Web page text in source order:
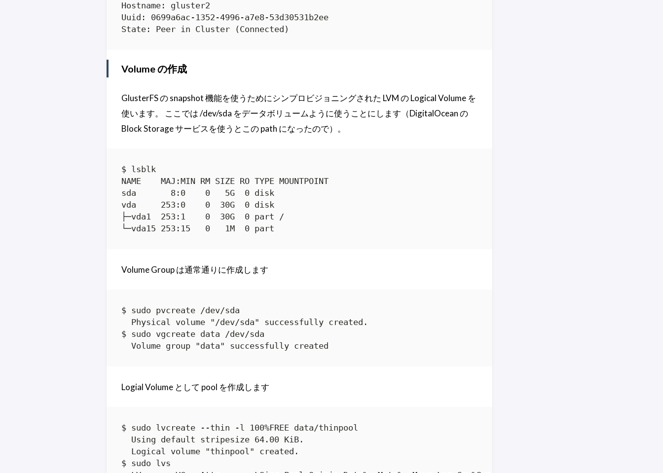
Hostname: gluster2
Uuid: 0699a6ac-1352-4996-a7e8-53d30531b2ee
State: Peer in Cluster (Connected)
Volume の作成
GlusterFS の snapshot 機能を使うためにシンプロビジョニングされた LVM の Logical Volume を
使います。 ここでは /dev/sda をデータボリュームように使うことにします（DigitalOcean の
Block Storage サービスを使うとこの path になったので）。
$ lsblk
NAME    MAJ:MIN RM SIZE RO TYPE MOUNTPOINT
sda       8:0    0   5G  0 disk
vda     253:0    0  30G  0 disk
├─vda1  253:1    0  30G  0 part /
└─vda15 253:15   0   1M  0 part
Volume Group は通常通りに作成します
$ sudo pvcreate /dev/sda
  Physical volume "/dev/sda" successfully created.
$ sudo vgcreate data /dev/sda
  Volume group "data" successfully created
Logial Volume として pool を作成します
$ sudo lvcreate --thin -l 100%FREE data/thinpool
  Using default stripesize 64.00 KiB.
  Logical volume "thinpool" created.
$ sudo lvs